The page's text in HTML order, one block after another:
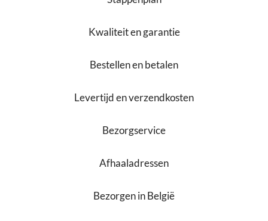
Kwaliteit en garantie
Bestellen en betalen
Levertijd en verzendkosten
Bezorgservice
Afhaaladressen
Bezorgen in België